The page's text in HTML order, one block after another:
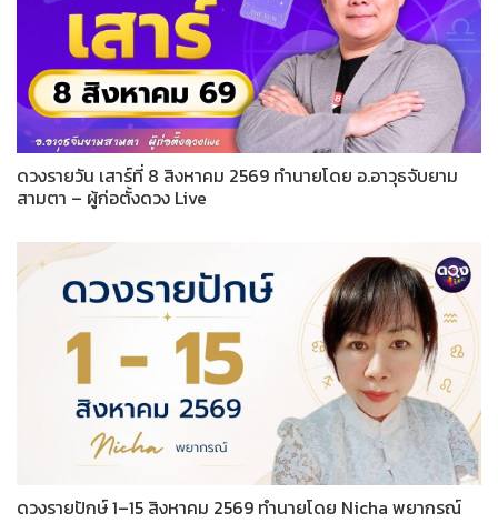
ดวงรายวัน เสาร์ที่ 8 สิงหาคม 2569 ทำนายโดย อ.อาวุธจับยาม
สามตา – ผู้ก่อตั้งดวง Live
ดวงรายปักษ์ 1–15 สิงหาคม 2569 ทำนายโดย Nicha พยากรณ์